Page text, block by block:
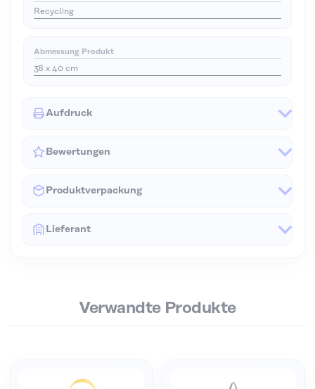
Recycling
Abmessung Produkt
38 x 40 cm
Aufdruck
Bewertungen
Produktverpackung
Lieferant
Verwandte Produkte